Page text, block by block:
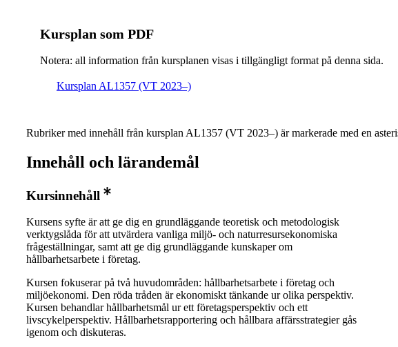
och
Kursplan som PDF
Notera: all information från kursplanen visas i tillgängligt format på denna sida.
Kursplan AL1357 (VT 2023–)
Rubriker med innehåll från kursplan AL1357 (VT 2023–) är markerade med en
Innehåll och lärandemål
Kursinnehåll
Kursens syfte är att ge dig en grundläggande teoretisk och metodologisk
verktygslåda för att utvärdera vanliga miljö- och naturresursekonomiska
frågeställningar, samt att ge dig grundläggande kunskaper om
hållbarhetsarbete i företag.
Kursen fokuserar på två huvudområden: hållbarhetsarbete i företag och
miljöekonomi. Den röda tråden är ekonomiskt tänkande ur olika perspektiv.
Kursen behandlar hållbarhetsmål ur ett företagsperspektiv och ett
livscykelperspektiv. Hållbarhetsrapportering och hållbara affärsstrategier gås
igenom och diskuteras.